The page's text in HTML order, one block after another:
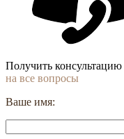
Получить консультацию
на все вопросы
Ваше имя: